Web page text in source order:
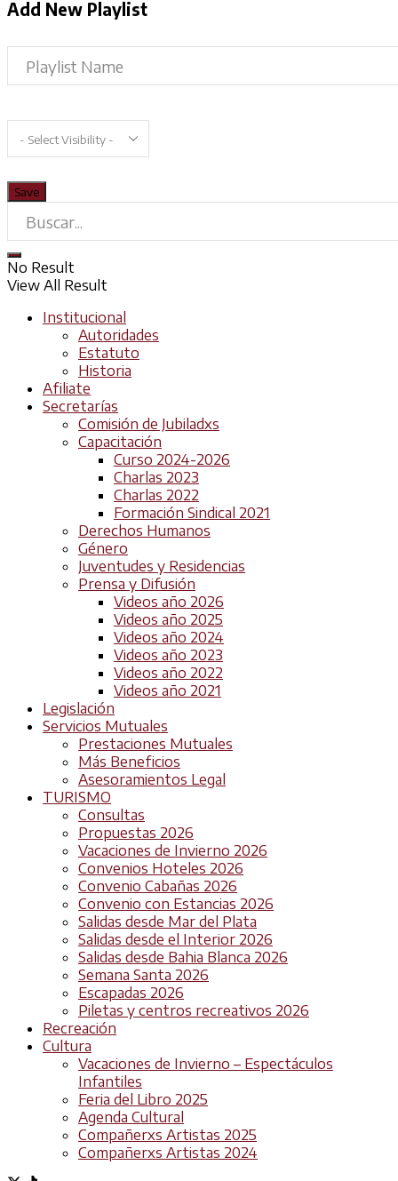
Add New Playlist
No Result
View All Result
Institucional
Autoridades
Estatuto
Historia
Afiliate
Secretarías
Comisión de Jubiladxs
Capacitación
Curso 2024-2026
Charlas 2023
Charlas 2022
Formación Sindical 2021
Derechos Humanos
Género
Juventudes y Residencias
Prensa y Difusión
Videos año 2026
Videos año 2025
Videos año 2024
Videos año 2023
Videos año 2022
Videos año 2021
Legislación
Servicios Mutuales
Prestaciones Mutuales
Más Beneficios
Asesoramientos Legal
TURISMO
Consultas
Propuestas 2026
Vacaciones de Invierno 2026
Convenios Hoteles 2026
Convenio Cabañas 2026
Convenio con Estancias 2026
Salidas desde Mar del Plata
Salidas desde el Interior 2026
Salidas desde Bahia Blanca 2026
Semana Santa 2026
Escapadas 2026
Piletas y centros recreativos 2026
Recreación
Cultura
Vacaciones de Invierno – Espectáculos
Infantiles
Feria del Libro 2025
Agenda Cultural
Compañerxs Artistas 2025
Compañerxs Artistas 2024